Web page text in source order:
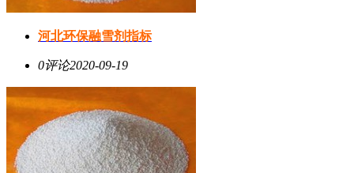
河北环保融雪剂指标
0评论2020-09-19